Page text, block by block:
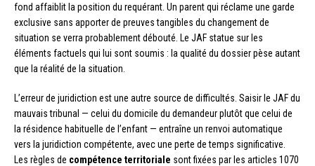
fond affaiblit la position du requérant. Un parent qui réclame une garde
exclusive sans apporter de preuves tangibles du changement de
situation se verra probablement débouté. Le JAF statue sur les
éléments factuels qui lui sont soumis : la qualité du dossier pèse autant
que la réalité de la situation.
L’erreur de juridiction est une autre source de difficultés. Saisir le JAF du
mauvais tribunal — celui du domicile du demandeur plutôt que celui de
la résidence habituelle de l’enfant — entraîne un renvoi automatique
vers la juridiction compétente, avec une perte de temps significative.
Les règles de compétence territoriale sont fixées par les articles 1070